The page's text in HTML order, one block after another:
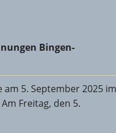
Bingen-Ingelheim
Bingen-
5. September 2025 im
Freitag, den 5.